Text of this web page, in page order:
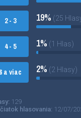
2 - 3
4 - 5
6 a viac
19% (25
1% (1 Hlas)
2% (2 Hlasy)
129
hlasovania: 12/07/